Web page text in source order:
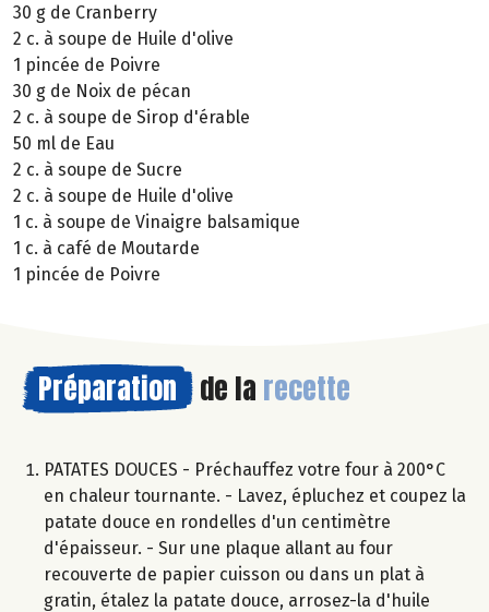
30 g de Cranberry
2 c. à soupe de Huile d'olive
1 pincée de Poivre
30 g de Noix de pécan
2 c. à soupe de Sirop d'érable
50 ml de Eau
2 c. à soupe de Sucre
2 c. à soupe de Huile d'olive
1 c. à soupe de Vinaigre balsamique
1 c. à café de Moutarde
1 pincée de Poivre
Préparation de la recette
PATATES DOUCES - Préchauffez votre four à 200°C
en chaleur tournante. - Lavez, épluchez et coupez la
patate douce en rondelles d'un centimètre
d'épaisseur. - Sur une plaque allant au four
recouverte de papier cuisson ou dans un plat à
gratin, étalez la patate douce, arrosez-la d'huile